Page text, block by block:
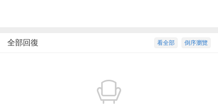
倒序瀏覽
看全部
全部回復